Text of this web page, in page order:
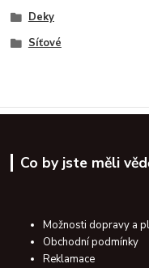
Deky
Síťové
Co by jste měli
Možnosti dopravy a
Obchodní podmínky
Reklamace